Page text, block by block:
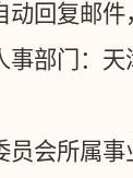
回复邮
部门：天
会所属事